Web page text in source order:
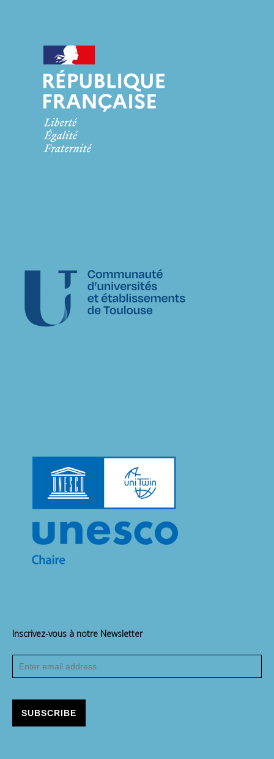
Inscrivez-vous à notre Newsletter